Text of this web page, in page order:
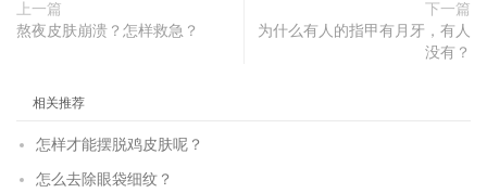
上一篇
熬夜皮肤崩溃？怎样救急？
下一篇
为什么有人的指甲有月牙，有人
没有？
相关推荐
怎样才能摆脱鸡皮肤呢？
怎么去除眼袋细纹？